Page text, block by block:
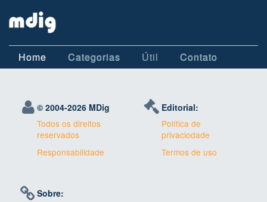
Home Categorias Útil Contato
© 2004-2026 MDig
Todos os direitos
reservados
Responsabilidade
Editorial:
Política de
privaciodade
Termos de uso
Sobre: